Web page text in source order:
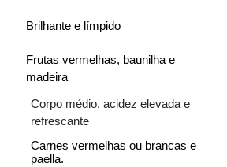
Brilhante e límpido
Frutas vermelhas, baunilha e
madeira
Corpo médio, acidez elevada e
refrescante
Carnes vermelhas ou brancas e
paella.